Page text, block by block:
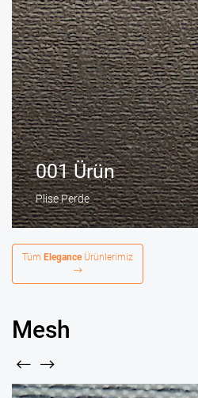
001 Ürün
Plise Perde
Tüm EleganceÜrünlerimiz
Mesh